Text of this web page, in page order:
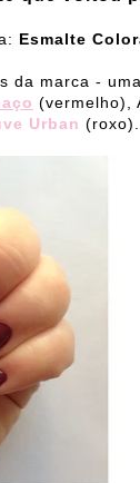
Esmalte
da marca -
(vermelho),
Urban (roxo).